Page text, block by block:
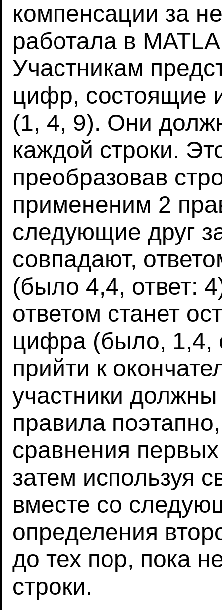
компенсации за
работала в
Участникам
цифр, состоящие
(1, 4, 9). Они
каждой строки.
преобразовав
примененим 2
следующие друг
совпадают,
(было 4,4, ответ:
ответом станет
цифра (было, 1,4,
прийти к
участники
правила
сравнения
затем используя
вместе со
определения
до тех пор, пока
строки.